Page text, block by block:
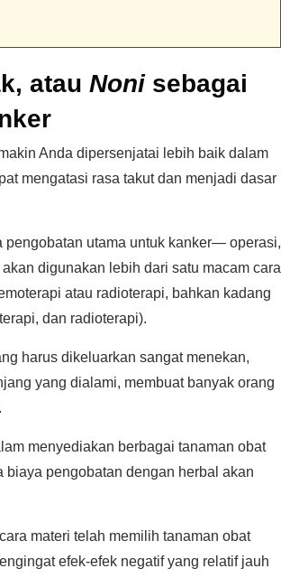
atau Nonisebagai
Anda dipersenjatai lebih baik dalam
mengatasi rasa takut dan menjadi dasar
pengobatan utama untuk kanker— operasi,
digunakan lebih dari satu macam cara
atau radioterapi, bahkan kadang
dan radioterapi).
harus dikeluarkan sangat menekan,
yang dialami, membuat banyak orang
menyediakan berbagai tanaman obat
pengobatan dengan herbal akan
materi telah memilih tanaman obat
efek-efek negatif yang relatif jauh